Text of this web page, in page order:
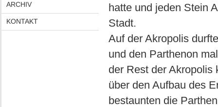
ARCHIV
KONTAKT
hatte und jeden Stein
Stadt.
Auf der Akropolis
und den Parthenon
der Rest der Akropolis
über den Aufbau des
bestaunten die